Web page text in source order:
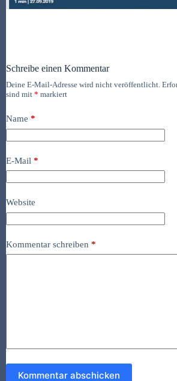
Schreibe einen Kommentar
Deine E-Mail-Adresse wird nicht veröffentlicht.
sind mit * markiert
Name *
E-Mail *
Website
Kommentar schreiben *
Kommentar abschicken